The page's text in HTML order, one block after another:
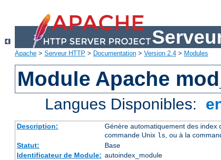
Apache > Serveur HTTP > Documentation > Version 2.4 > Modules
Module Apache
Langues Disponibles:
Description:
Génère automatiquement des
commande Unix ls, ou à la
Statut:
Base
Identificateur de Module: autoindex_module